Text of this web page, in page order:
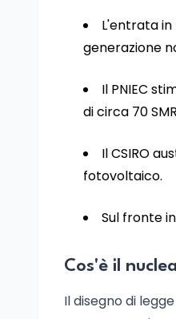
L'entrata in
generazione
Il PNIEC
di circa 70
Il CSIRO
fotovoltaico.
Sul fronte
Cos'è il
Il disegno di